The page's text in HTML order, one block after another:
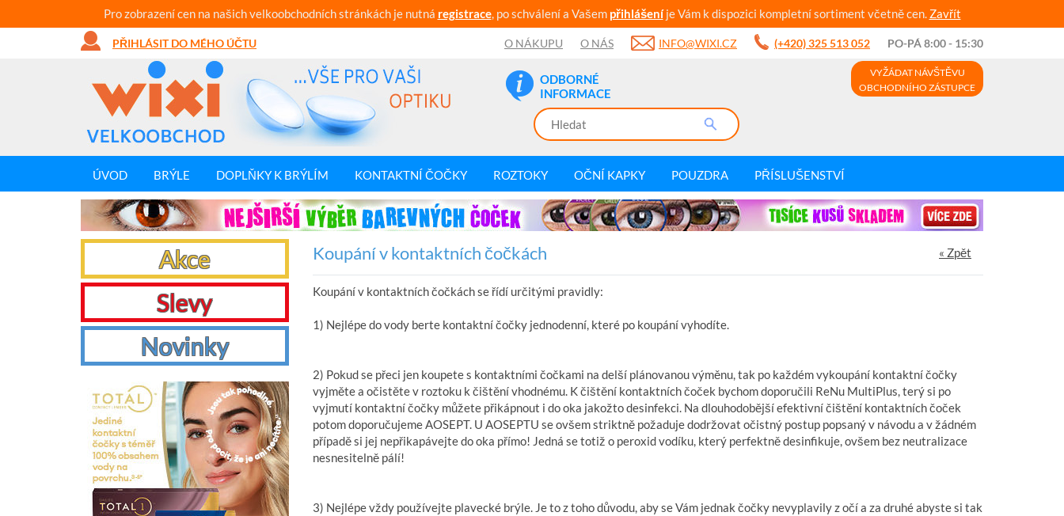
Pro zobrazení cen na našich velkoobchodních stránkách je nutná registrace, po schválení a Vašem přihlášeníje Vám k dispozici kompletní sortiment včetně cen. Zavřít
PŘIHLÁSIT DO MÉHO ÚČTU O NÁKUPU O NÁS INFO@WIXI.CZ (+420) 325 513 052 PO-PÁ 8:00 - 15:30
ODBORNÉ
INFORMACE
VYŽÁDAT NÁVŠTĚVU
OBCHODNÍHO ZÁSTUPCE
ÚVOD BRÝLE DOPLŇKY K BRÝLÍM KONTAKTNÍ ČOČKY ROZTOKY OČNÍ KAPKY POUZDRA PŘÍSLUŠENSTVÍ
Koupání v kontaktních čočkách « Zpět
Koupání v kontaktních čočkách se řídí určitými pravidly:
1) Nejlépe do vody berte kontaktní čočky jednodenní, které po koupání vyhodíte.
2) Pokud se přeci jen koupete s kontaktními čočkami na delší plánovanou výměnu, tak po každém vykoupání kontaktní čočky
vyjměte a očistěte v roztoku k čištění vhodnému. K čištění kontaktních čoček bychom doporučili ReNu MultiPlus, terý si po
vyjmutí kontaktní čočky můžete přikápnout i do oka jakožto desinfekci. Na dlouhodobější efektivní čištění kontaktních čoček
potom doporučujeme AOSEPT. U AOSEPTU se ovšem striktně požaduje dodržovat očistný postup popsaný v návodu a v žádném
případě si jej nepřikapávejte do oka přímo! Jedná se totiž o peroxid vodíku, který perfektně desinfikuje, ovšem bez neutralizace
nesnesitelně pálí!
3) Nejlépe vždy používejte plavecké brýle. Je to z toho důvodu, aby se Vám jednak čočky nevyplavily z očí a za druhé abyste si tak
Akce
Slevy
Novinky